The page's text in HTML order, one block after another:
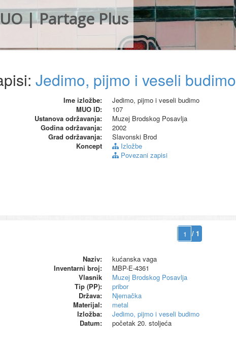
| Partage Plus
Jedimo, pijmo i veseli budimo
Ime izložbe:
Jedimo, pijmo i veseli budimo
MUO ID:
107
Ustanova održavanja:
Muzej Brodskog Posavlja
Godina održavanja:
2002
Grad održavanja:
Slavonski Brod
Koncept
Izložbe
Povezani zapisi
/ 1
Naziv:
kućanska vaga
Inventarni broj:
MBP-E-4361
Vlasnik
Muzej Brodskog Posavlja
Tip (PP):
pribor
Država:
Njemačka
Materijal:
metal
Izložba:
Jedimo, pijmo i veseli budimo
Datum:
početak 20. stoljeća